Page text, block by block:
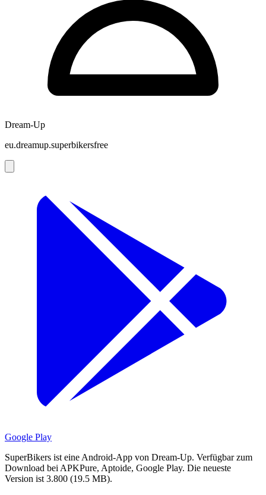
Dream-Up
eu.dreamup.superbikersfree
Google Play
SuperBikers ist eine Android-App von Dream-Up. Verfügbar zum
Download bei APKPure, Aptoide, Google Play. Die neueste
Version ist 3.800 (19.5 MB).